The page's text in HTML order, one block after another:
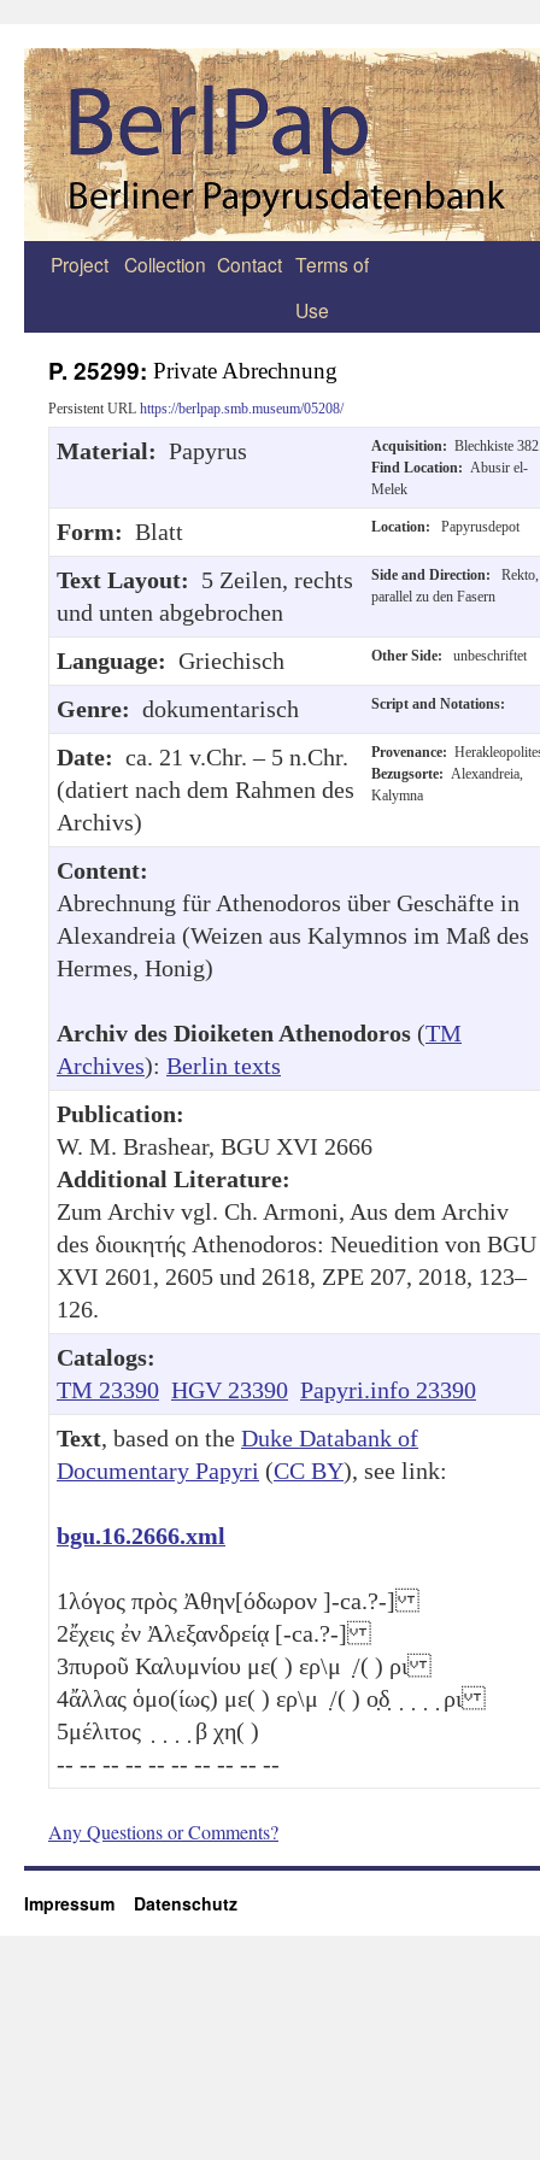
Zum
Project Collection Contact Terms of
Use
P. 25299: Private Abrechnung
Persistent URL https://berlpap.smb.museum/05208/
Material: Papyrus Acquisition: Blechkiste
Find Location: Abusir el-
Melek
Form: Blatt Location: Papyrusdepot
Text Layout: 5 Zeilen, rechts
und unten abgebrochen
Side and Direction:
Rekto,
parallel zu den Fasern
Language: Griechisch Other Side: unbeschriftet
Genre: dokumentarisch Script and Notations:
Date: ca. 21 v.Chr. – 5 n.Chr.
(datiert nach dem Rahmen des
Archivs)
Provenance:
Bezugsorte: Alexandreia,
Kalymna
Content:
Abrechnung für Athenodoros über Geschäfte in
Alexandreia (Weizen aus Kalymnos im Maß des
Hermes, Honig)
Archiv des Dioiketen Athenodoros (TM
Archives): Berlin texts
Publication:
W. M. Brashear, BGU XVI 2666
Additional Literature:
Zum Archiv vgl. Ch. Armoni, Aus dem Archiv
des διοικητής Athenodoros: Neuedition von BGU
XVI 2601, 2605 und 2618, ZPE 207, 2018, 123–
126.
Catalogs:
TM 23390 HGV 23390 Papyri.info 23390
Text, based on the Duke Databank of
Documentary Papyri (CC BY), see link:
bgu.16.2666.xml
1λόγος πρὸς Ἀθην[όδωρον ]-ca.?-]
2ἔχεις ἐν Ἀλεξανδρείᾳ [-ca.?-]
3πυροῦ Καλυμνίου με( ) ερ\μ ̣/( ) ρι
4ἄλλας ὁμο(ίως) με( ) ερ\μ ̣/( ) ο̣δ̣ ̣ ̣ ̣ ̣ ρι
5μέλιτος ̣ ̣ ̣ ̣ β χη( )
-- -- -- -- -- -- -- -- -- --
Any Questions or Comments?
Impressum Datenschutz